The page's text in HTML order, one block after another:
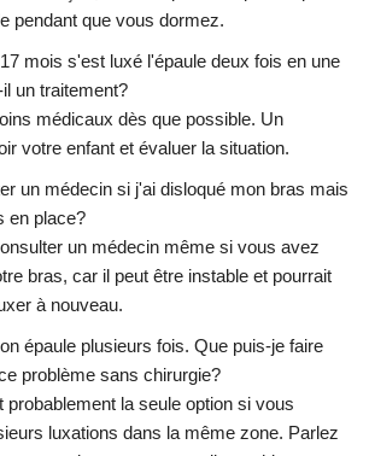
pendant que vous dormez.
mois s'est luxé l'épaule deux fois en une
un traitement?
médicaux dès que possible. Un
votre enfant et évaluer la situation.
un médecin si j'ai disloqué mon bras mais
en place?
un médecin même si vous avez
bras, car il peut être instable et pourrait
à nouveau.
épaule plusieurs fois. Que puis-je faire
problème sans chirurgie?
probablement la seule option si vous
luxations dans la même zone. Parlez